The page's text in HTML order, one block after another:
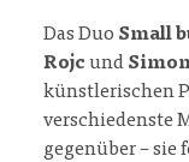
Das Duo Small
Rojc und
künstlerischen
verschiedenste
gegenüber –